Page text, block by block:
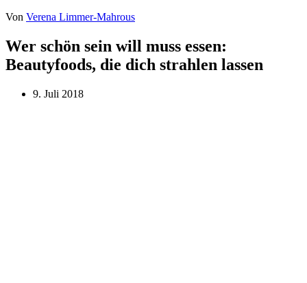
Von Verena Limmer-Mahrous
Wer schön sein will muss essen:
Beautyfoods, die dich strahlen lassen
9. Juli 2018